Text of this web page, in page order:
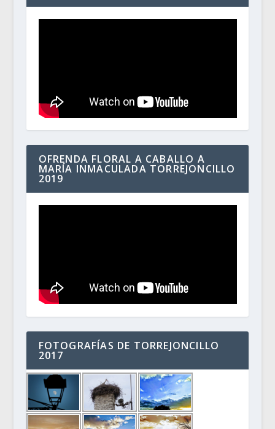
OFRENDA FLORAL A CABALLO A
MARÍA INMACULADA TORREJONCILLO
2019
FOTOGRAFÍAS DE TORREJONCILLO
2017